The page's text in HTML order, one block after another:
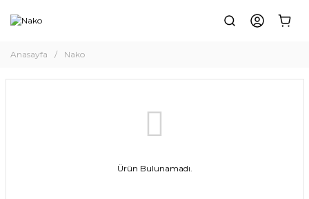
Anasayfa Nako
Ürün Bulunamadı.